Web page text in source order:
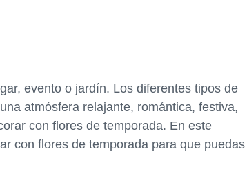
evento o jardín. Los diferentes tipos de
atmósfera relajante, romántica, festiva,
con flores de temporada. En este
con flores de temporada para que puedas